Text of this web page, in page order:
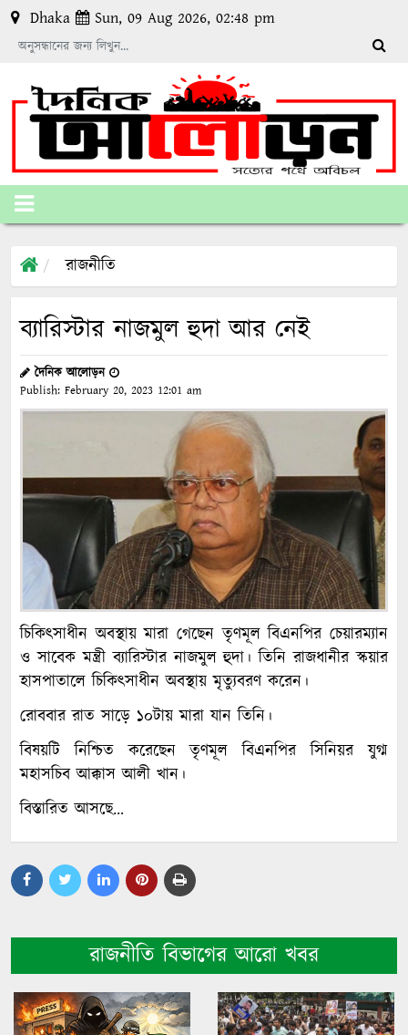
Dhaka Sun, 09 Aug 2026, 02:48 pm
রাজনীতি
ব্যারিস্টার নাজমুল হুদা আর নেই
দৈনিক আলোড়ন
Publish: February 20, 2023 12:01 am
চিকিৎসাধীন অবস্থায় মারা গেছেন তৃণমূল বিএনপির চেয়ারম্যান
ও সাবেক মন্ত্রী ব্যারিস্টার নাজমুল হুদা। তিনি রাজধানীর স্কয়ার
হাসপাতালে চিকিৎসাধীন অবস্থায় মৃত্যুবরণ করেন।
রোববার রাত সাড়ে ১০টায় মারা যান তিনি।
বিষয়টি নিশ্চিত করেছেন তৃণমূল বিএনপির সিনিয়র যুগ্ম
মহাসচিব আক্কাস আলী খান।
বিস্তারিত আসছে…
রাজনীতি বিভাগের আরো খবর